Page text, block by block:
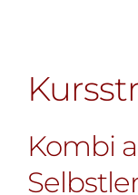
Kombi